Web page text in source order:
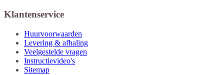
Klantenservice
Huurvoorwaarden
Levering & afhaling
Veelgestelde vragen
Instructievideo's
Sitemap